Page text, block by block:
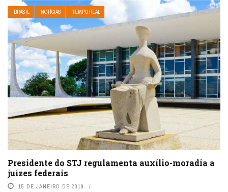
BRASIL NOTÍCIAS TEMPO REAL
Presidente do STJ regulamenta auxílio-moradia a
juízes federais
15 DE JANEIRO DE 2019